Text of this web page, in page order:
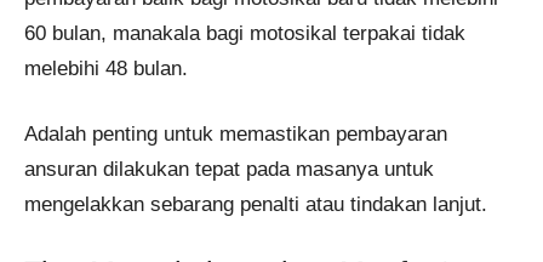
60 bulan, manakala bagi motosikal terpakai tidak
melebihi 48 bulan.
Adalah penting untuk memastikan pembayaran
ansuran dilakukan tepat pada masanya untuk
mengelakkan sebarang penalti atau tindakan lanjut.